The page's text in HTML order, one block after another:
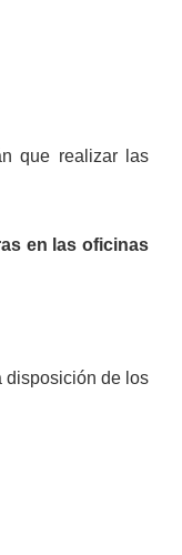
que realizar las
en las oficinas
disposición de los